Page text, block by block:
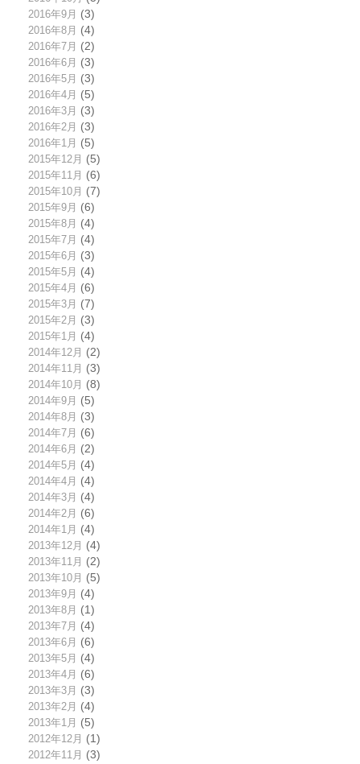
2016年9月 (3)
2016年8月 (4)
2016年7月 (2)
2016年6月 (3)
2016年5月 (3)
2016年4月 (5)
2016年3月 (3)
2016年2月 (3)
2016年1月 (5)
2015年12月 (5)
2015年11月 (6)
2015年10月 (7)
2015年9月 (6)
2015年8月 (4)
2015年7月 (4)
2015年6月 (3)
2015年5月 (4)
2015年4月 (6)
2015年3月 (7)
2015年2月 (3)
2015年1月 (4)
2014年12月 (2)
2014年11月 (3)
2014年10月 (8)
2014年9月 (5)
2014年8月 (3)
2014年7月 (6)
2014年6月 (2)
2014年5月 (4)
2014年4月 (4)
2014年3月 (4)
2014年2月 (6)
2014年1月 (4)
2013年12月 (4)
2013年11月 (2)
2013年10月 (5)
2013年9月 (4)
2013年8月 (1)
2013年7月 (4)
2013年6月 (6)
2013年5月 (4)
2013年4月 (6)
2013年3月 (3)
2013年2月 (4)
2013年1月 (5)
2012年12月 (1)
2012年11月 (3)